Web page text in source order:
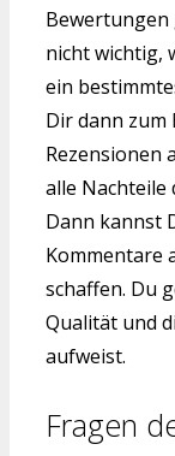
Bewertungen
nicht wichtig,
ein
Dir dann zum
Rezensionen
alle Nachteile
Dann kannst
Kommentare
schaffen. Du
Qualität und
aufweist.
Fragen